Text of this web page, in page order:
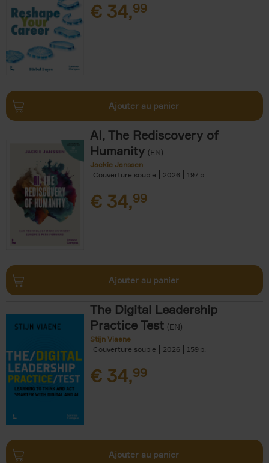
€ 34,99
Ajouter au panier
AI, The Rediscovery of
Humanity (EN)
Jackie Janssen
Couverture souple
2026 197
€ 34,99
Ajouter au panier
The Digital Leadership
Practice Test (EN)
Stijn Viaene
Couverture souple
2026 159
€ 34,99
Ajouter au panier